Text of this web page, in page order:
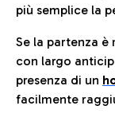
più semplice la
Se la partenza
con largo
presenza di un
facilmente